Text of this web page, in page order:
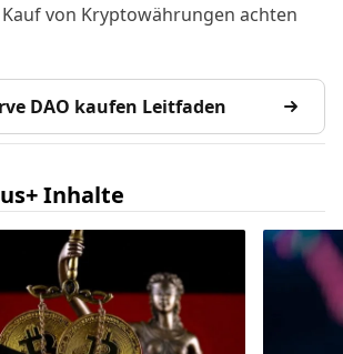
von Kryptowährungen achten
DAO kaufen Leitfaden
Inhalte